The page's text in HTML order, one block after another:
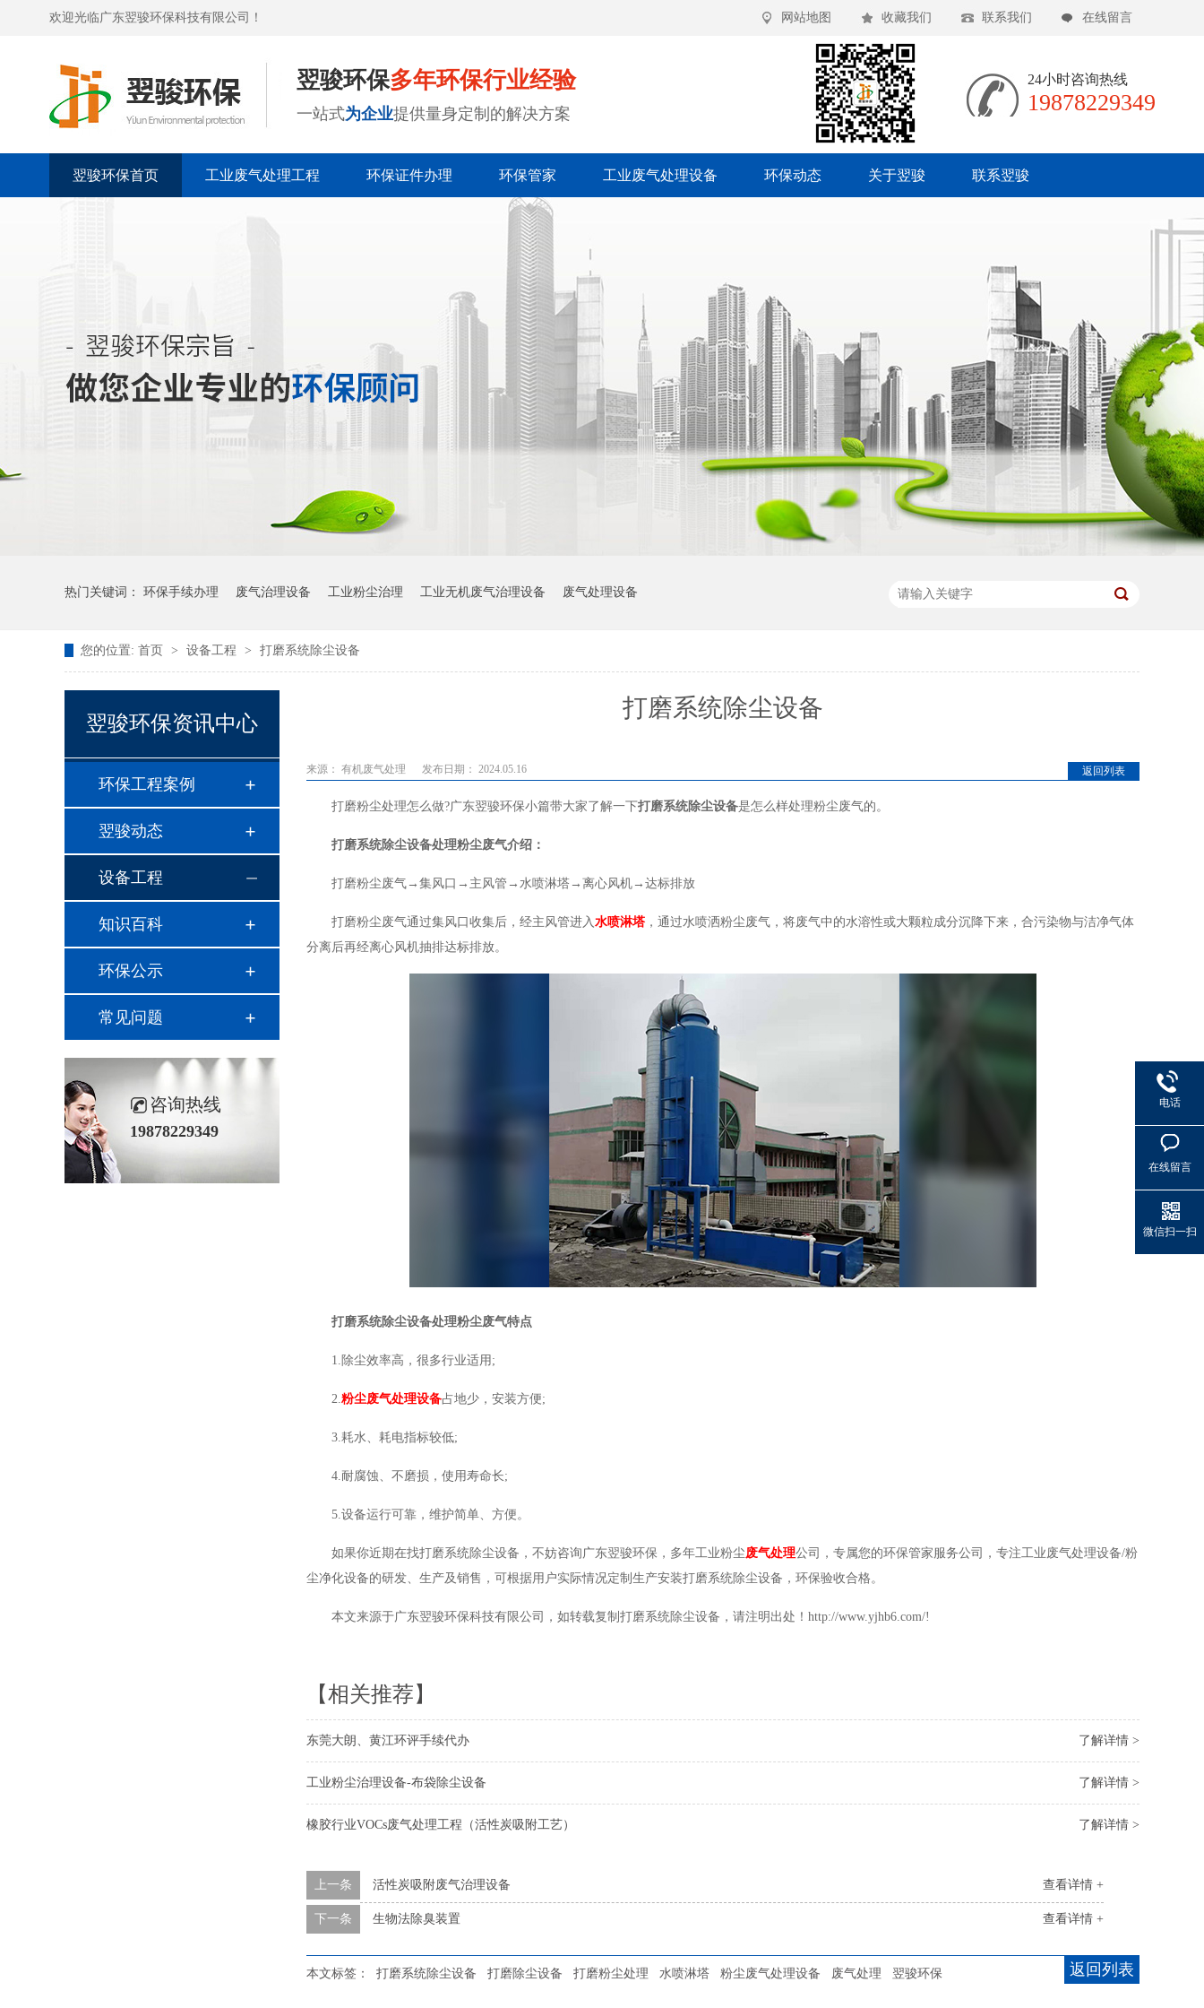
网站地图 收藏我们 联系我们 在线留言
欢迎光临广东翌骏环保科技有限公司！
翌骏环保多年环保行业经验
一站式为企业提供量身定制的解决方案
24小时咨询热线
19878229349
翌骏环保首页 工业废气处理工程 环保证件办理 环保管家 工业废气处理设备 环保动态 关于翌骏 联系翌骏
热门关键词： 环保手续办理 废气治理设备 工业粉尘治理 工业无机废气治理设备 废气处理设备
您的位置: 首页 > 设备工程 > 打磨系统除尘设备
打磨系统除尘设备
返回列表
来源： 有机废气处理 发布日期： 2024.05.16
打磨粉尘处理怎么做?广东翌骏环保小篇带大家了解一下打磨系统除尘设备是怎么样处理粉尘废气的。
打磨系统除尘设备处理粉尘废气介绍：
打磨粉尘废气→集风口→主风管→水喷淋塔→离心风机→达标排放
打磨粉尘废气通过集风口收集后，经主风管进入水喷淋塔 ，通过水喷洒粉尘废气，将废气中的水溶性或大颗粒成分沉降下来，合污染物与洁净气体
分离后再经离心风机抽排达标排放。
打磨系统除尘设备处理粉尘废气特点
1.除尘效率高，很多行业适用;
2.粉尘废气处理设备占地少，安装方便;
3.耗水、耗电指标较低;
4.耐腐蚀、不磨损，使用寿命长;
5.设备运行可靠，维护简单、方便。
如果你近期在找打磨系统除尘设备，不妨咨询广东翌骏环保，多年工业粉尘废气处理公司，专属您的环保管家服务公司，专注工业废气处理设备/粉
尘净化设备的研发、生产及销售，可根据用户实际情况定制生产安装打磨系统除尘设备，环保验收合格。
本文来源于广东翌骏环保科技有限公司，如转载复制打磨系统除尘设备，请注明出处！http://www.yjhb6.com/!
【相关推荐】
了解详情 >
东莞大朗、黄江环评手续代办
了解详情 >
工业粉尘治理设备-布袋除尘设备
了解详情 >
橡胶行业VOCs废气处理工程（活性炭吸附工艺）
查看详情 +
上一条 活性炭吸附废气治理设备
查看详情 +
下一条 生物法除臭装置
返回列表
本文标签： 打磨系统除尘设备 打磨除尘设备 打磨粉尘处理 水喷淋塔 粉尘废气处理设备 废气处理 翌骏环保
翌骏环保资讯中心
环保工程案例
翌骏动态
设备工程
知识百科
环保公示
常见问题
咨询热线
19878229349
电话
在线留言
微信扫一扫